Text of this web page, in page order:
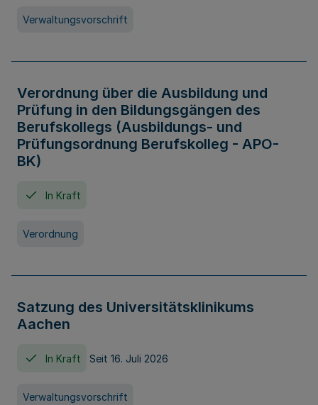
Verwaltungsvorschrift
Verordnung über die Ausbildung und
Prüfung in den Bildungsgängen des
Berufskollegs (Ausbildungs- und
Prüfungsordnung Berufskolleg - APO-
BK)
In Kraft
Verordnung
Satzung des Universitätsklinikums
Aachen
In Kraft Seit 16. Juli 2026
Verwaltungsvorschrift